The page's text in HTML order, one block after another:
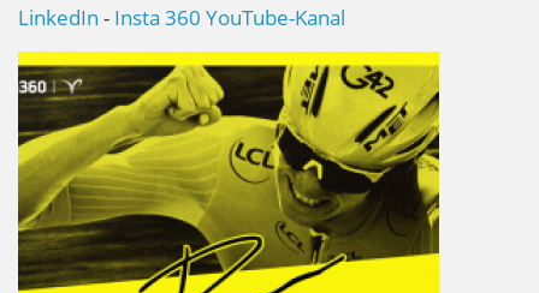
LinkedIn - Insta 360 YouTube-Kanal